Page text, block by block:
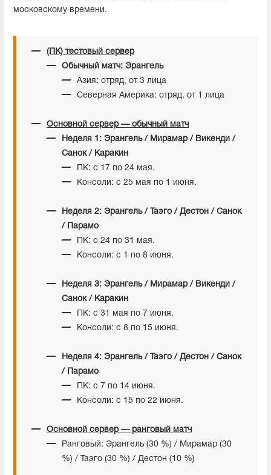
московскому времени.
(ПК) тестовый сервер
Обычный матч: Эрангель
Азия: отряд, от 3 лица
Северная Америка: отряд, от 1 лица
Основной сервер — обычный матч
Неделя 1: Эрангель / Мирамар / Викенди /
Санок / Каракин
ПК: с 17 по 24 мая.
Консоли: с 25 мая по 1 июня.
Неделя 2: Эрангель / Таэго / Дестон / Санок
/ Парамо
ПК: с 24 по 31 мая.
Консоли: с 1 по 8 июня.
Неделя 3: Эрангель / Мирамар / Викенди /
Санок / Каракин
ПК: с 31 мая по 7 июня.
Консоли: с 8 по 15 июня.
Неделя 4: Эрангель / Таэго / Дестон / Санок
/ Парамо
ПК: с 7 по 14 июня.
Консоли: с 15 по 22 июня.
Основной сервер — ранговый матч
Ранговый: Эрангель (30 %) / Мирамар (30
%) / Таэго (30 %) / Дестон (10 %)